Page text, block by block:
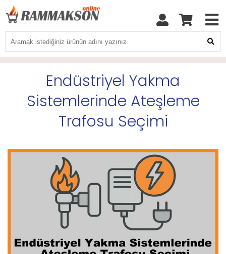
Endüstriyel Yakma
Sistemlerinde Ateşleme
Trafosu Seçimi